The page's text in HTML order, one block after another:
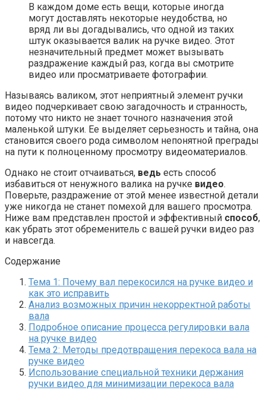
В каждом доме есть вещи, которые иногда
могут доставлять некоторые неудобства, но
вряд ли вы догадывались, что одной из таких
штук оказывается валик на ручке видео. Этот
незначительный предмет может вызывать
раздражение каждый раз, когда вы смотрите
видео или просматриваете фотографии.
Называясь валиком, этот неприятный элемент ручки
видео подчеркивает свою загадочность и странность,
потому что никто не знает точного назначения этой
маленькой штуки. Ее выделяет серьезность и тайна, она
становится своего рода символом непонятной преграды
на пути к полноценному просмотру видеоматериалов.
Однако не стоит отчаиваться, ведь есть способ
избавиться от ненужного валика на ручке видео.
Поверьте, раздражение от этой менее известной детали
уже никогда не станет помехой для вашего просмотра.
Ниже вам представлен простой и эффективный способ,
как убрать этот обременитель с вашей ручки видео раз
и навсегда.
Содержание
Тема 1: Почему вал перекосился на ручке видео и
как это исправить
Анализ возможных причин некорректной работы
вала
Подробное описание процесса регулировки вала
на ручке видео
Тема 2: Методы предотвращения перекоса вала на
ручке видео
Использование специальной техники держания
ручки видео для минимизации перекоса вала